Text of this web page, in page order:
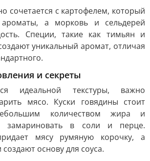
сочетается с картофелем, который
а морковь и сельдерей
Специи, такие как тимьян и
уникальный аромат, отличая
и секреты
идеальной текстуры, важно
мясо. Куски говядины стоит
количеством жира и
замариновать в соли и перце.
мясу румяную корочку, а
основу для соуса.